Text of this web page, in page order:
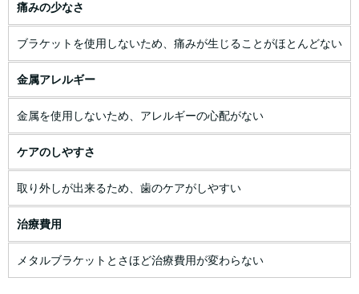
痛みの少なさ
ブラケットを使用しないため、痛みが生じることがほとんどない
金属アレルギー
金属を使用しないため、アレルギーの心配がない
ケアのしやすさ
取り外しが出来るため、歯のケアがしやすい
治療費用
メタルブラケットとさほど治療費用が変わらない